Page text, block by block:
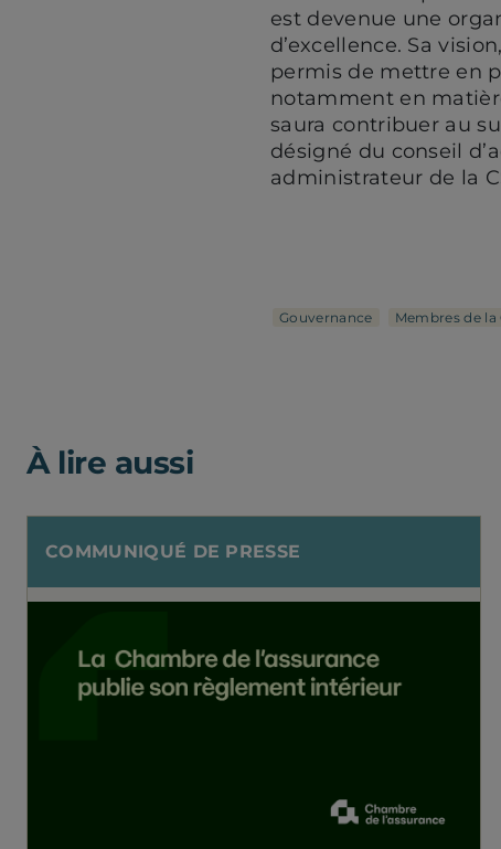
est devenue une
d’excellence. Sa
permis de mettre en
notamment en
saura contribuer au
désigné du conseil
administrateur de la
Gouvernance Membres de
À lire aussi
COMMUNIQUÉ DE PRESSE